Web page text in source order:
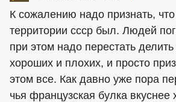
К сожалению надо признать,
территории ссср был. Людей
при этом надо перестать
хороших и плохих, и просто
этом все. Как давно уже пора
чья французская булка вкуснее